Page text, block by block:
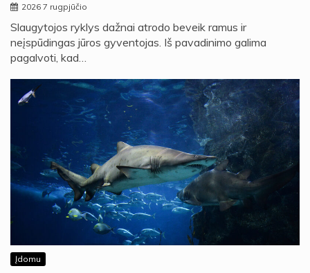
2026 7 rugpjūčio
Slaugytojos ryklys dažnai atrodo beveik ramus ir
neįspūdingas jūros gyventojas. Iš pavadinimo galima
pagalvoti, kad…
Įdomu